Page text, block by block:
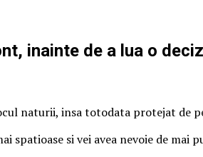
inainte de a lua o
naturii, insa totodata protejat de
si vei avea nevoie de mai